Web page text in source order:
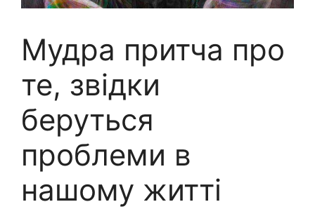
Мудра притча про
те, звідки
беруться
проблеми в
нашому житті